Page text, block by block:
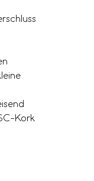
Kork